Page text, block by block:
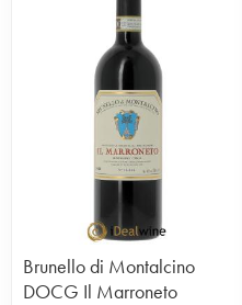
Brunello di Montalcino
DOCG Il Marroneto